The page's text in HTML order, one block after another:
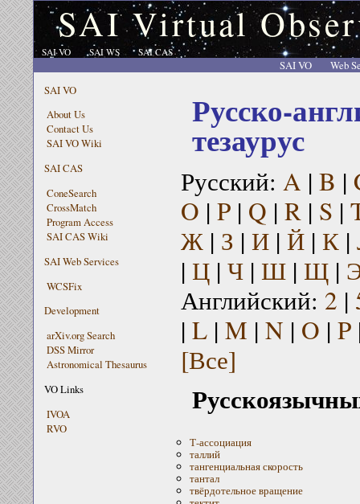
SAI Virtual
SAI VO SAI WS SAI CAS
SAI VO
Web
SAI VO
About Us
Contact Us
SAI VO Wiki
SAI CAS
ConeSearch
CrossMatch
Program Access
SAI CAS Wiki
SAI Web Services
WCSFix
Development
arXiv.org Search
DSS Mirror
Astronomical Thesaurus
VO Links
IVOA
RVO
Русско-
тезаурус
Русский: A | B |
O | P| Q | R| S |
Ж| З | И| Й| К|
| Ц| Ч| Ш| Щ|
Английский: 2 |
| L| M | N | O | P
[Все]
Т-ассоциация
таллий
тангенциальная скорость
тантал
твёрдотельное вращение